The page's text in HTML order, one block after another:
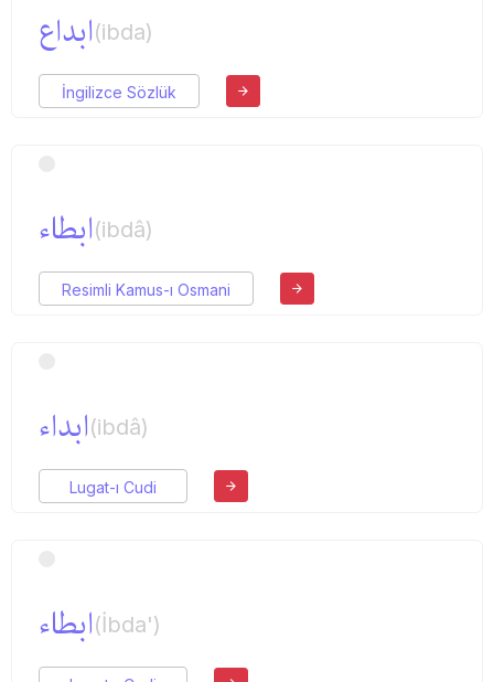
ابداع(ibda)
İngilizce Sözlük
ابطاء(ibdâ)
Resimli Kamus-ı Osmani
ابداء(ibdâ)
Lugat-ı Cudi
ابطاء(İbda')